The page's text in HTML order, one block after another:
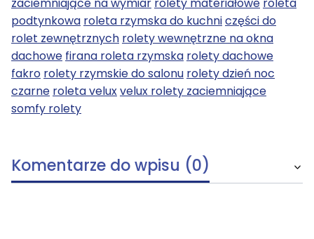
zaciemniające na wymiar rolety materiałowe roleta
podtynkowa roleta rzymska do kuchniczęści do
rolet zewnętrznych rolety wewnętrzne na okna
dachowe firana roleta rzymska rolety dachowe
fakro rolety rzymskie do salonu rolety dzień noc
czarne roleta veluxvelux rolety zaciemniające
somfy rolety
Komentarze do wpisu (0)